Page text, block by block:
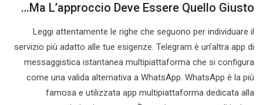
Ma L’approccio Deve Essere Quello Giusto…
Leggi attentamente le righe che seguono per individuare il
servizio più adatto alle tue esigenze. Telegram è un’altra app di
messaggistica istantanea multipiattaforma che si configura
come una valida alternativa a WhatsApp. WhatsApp è la più
famosa e utilizzata app multipiattaforma dedicata alla